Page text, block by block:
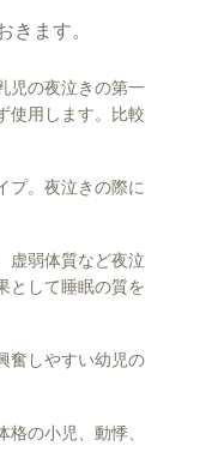
きます。
児の夜泣きの第一
使用します。比較
。夜泣きの際に
弱体質など夜泣
として睡眠の質を
しやすい幼児の
の小児、動悸、